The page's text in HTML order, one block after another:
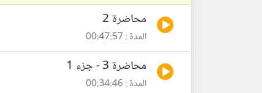
محاضرة 2
المدة : 00:47:57
محاضرة 3 - جزء 1
المدة : 00:34:46